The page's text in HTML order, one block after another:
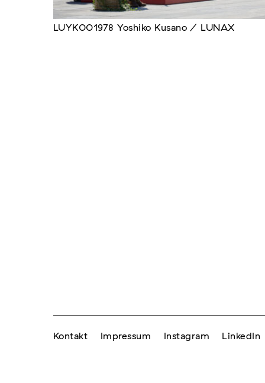
LUYK001978 Yoshiko Kusano / LUNAX
Kontakt Impressum Instagram LinkedIn